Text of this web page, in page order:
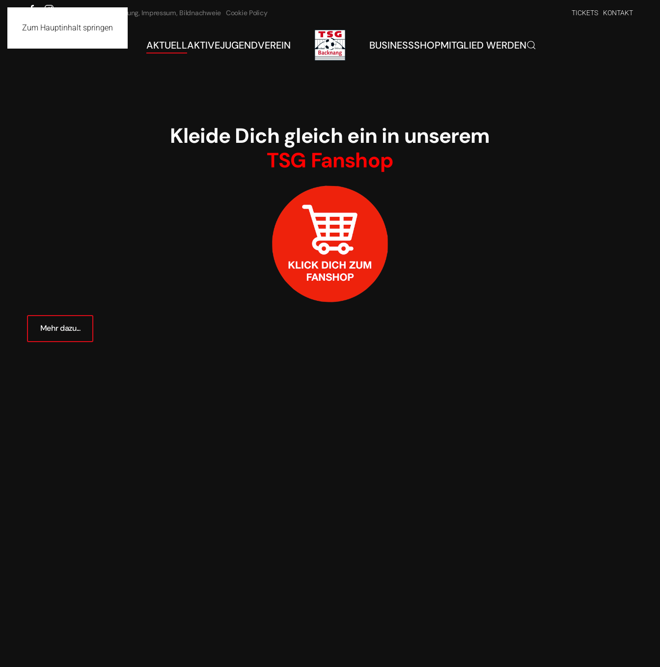
Zum Hauptinhalt springen
Haftung, Impressum, Bildnachweie Cookie Policy TICKETS KONTAKT
AKTUELLAKTIVEJUGENDVEREIN BUSINESSSHOPMITGLIED WERDEN